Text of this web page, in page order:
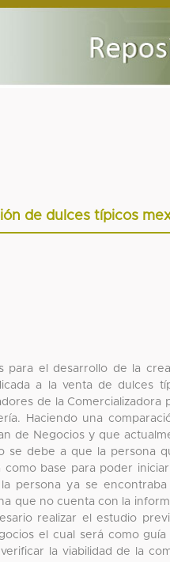
de dulces típicos
para el desarrollo de la
a la venta de dulces
de la Comercializadora
Haciendo una
de Negocios y que
se debe a que la persona
base para poder
persona ya se encontraba
que no cuenta con la
realizar el estudio
el cual será como guía
la viabilidad de la